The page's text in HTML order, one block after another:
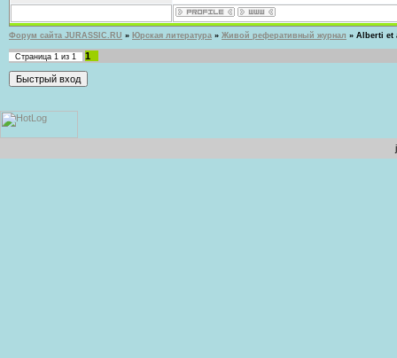
Форум сайта JURASSIC.RU » Юрская литература » Живой реферативный журнал » Alberti et
Страница 1 из 1 1